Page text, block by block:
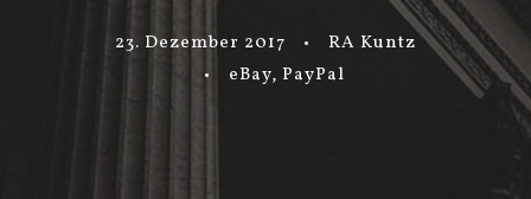
23. Dezember 2017 •
RA Kuntz
•
eBay, PayPal